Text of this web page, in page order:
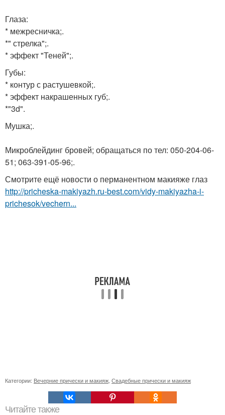
Глаза:
* межресничка;.
*" стрелка";.
* эффект "Теней";.
Губы:
* контур с растушевкой;.
* эффект накрашенных губ;.
*"3d".
Мушка;.
Микроблейдинг бровей; обращаться по тел: 050-204-06-
51; 063-391-05-96;.
Смотрите ещё новости о перманентном макияже глаз
http://pricheska-makiyazh.ru-best.com/vidy-makiyazha-i-
prichesok/vechern...
Категории: Вечерние прически и макияж Свадебные прически и макияж
Читайте также